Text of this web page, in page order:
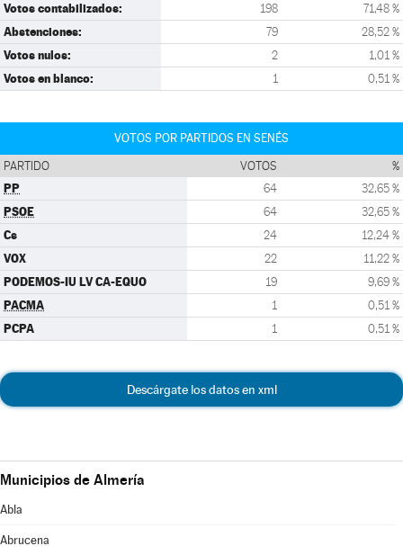
Votos contabilizados: 198 71,48 %
Abstenciones: 79 28,52 %
Votos nulos: 2 1,01 %
Votos en blanco: 1 0,51 %
VOTOS POR PARTIDOS EN SENÉS
PARTIDO VOTOS %
PP 64 32,65 %
PSOE 64 32,65 %
Cs 24 12,24 %
VOX 22 11,22 %
PODEMOS-IU LV CA-EQUO 19 9,69 %
PACMA 1 0,51 %
PCPA 1 0,51 %
Descárgate los datos en xml
Municipios de Almería
Abla
Abrucena